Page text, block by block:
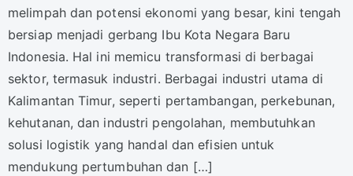
melimpah dan potensi ekonomi yang besar, kini tengah
bersiap menjadi gerbang Ibu Kota Negara Baru
Indonesia. Hal ini memicu transformasi di berbagai
sektor, termasuk industri. Berbagai industri utama di
Kalimantan Timur, seperti pertambangan, perkebunan,
kehutanan, dan industri pengolahan, membutuhkan
solusi logistik yang handal dan efisien untuk
mendukung pertumbuhan dan […]